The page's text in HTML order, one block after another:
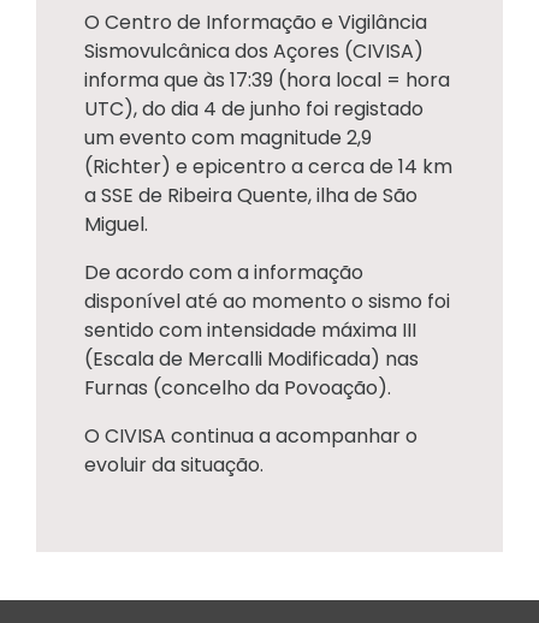
O Centro de Informação e Vigilância
Sismovulcânica dos Açores (CIVISA)
informa que às 17:39 (hora local = hora
UTC), do dia 4 de junho foi registado
um evento com magnitude 2,9
(Richter) e epicentro a cerca de 14 km
a SSE de Ribeira Quente, ilha de São
Miguel.
De acordo com a informação
disponível até ao momento o sismo foi
sentido com intensidade máxima III
(Escala de Mercalli Modificada) nas
Furnas (concelho da Povoação).
O CIVISA continua a acompanhar o
evoluir da situação.